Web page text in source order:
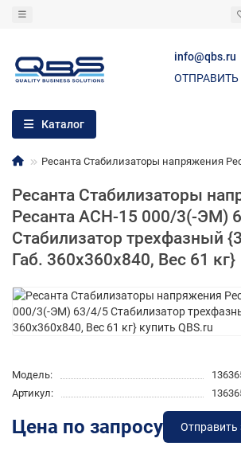
info@qbs.ru
Каталог
Ресанта Стабилизаторы напряжения
Ресанта Стабилизаторы
Ресанта АСН-15 000/3(-ЭМ)
Стабилизатор трехфазный
Габ. 360х360х840, Вес 61 кг}
Модель:
Артикул:
Цена по запросу Отправить